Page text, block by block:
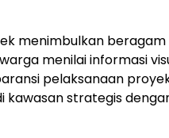
menimbulkan beragam
menilai informasi
pelaksanaan
kawasan strategis